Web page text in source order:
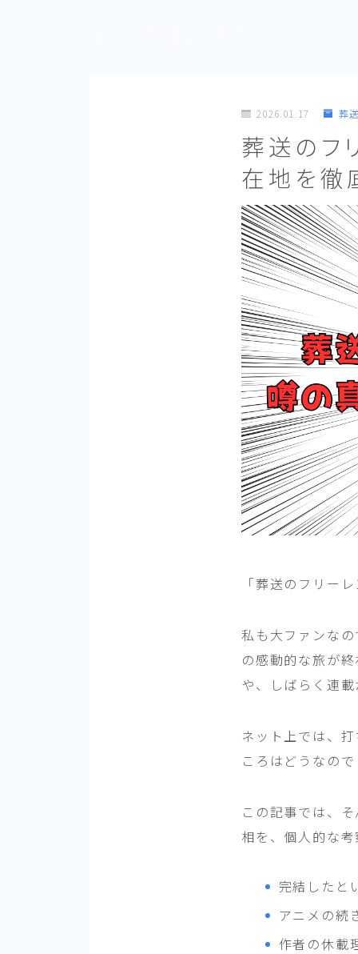
2026.01.17 葬
葬送のフ
在地を徹
「葬送のフリー
私も大ファンな
の感動的な旅が
や、しばらく連
ネット上では、
ころはどうなの
この記事では、
相を、個人的な
完結したと
アニメの続
作者の休載